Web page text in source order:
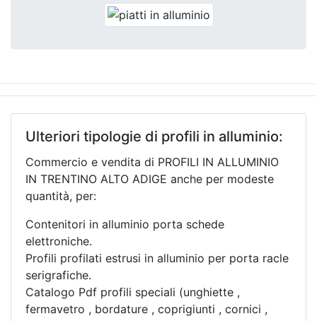
Ulteriori tipologie di profili in alluminio:
Commercio e vendita di PROFILI IN ALLUMINIO
IN TRENTINO ALTO ADIGE anche per modeste
quantità, per:
Contenitori in alluminio porta schede
elettroniche.
Profili profilati estrusi in alluminio per porta racle
serigrafiche.
Catalogo Pdf profili speciali (unghiette ,
fermavetro , bordature , coprigiunti , cornici ,